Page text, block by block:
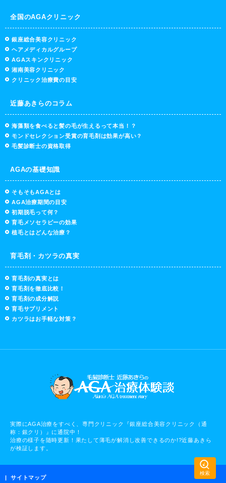
全国のAGAクリニック
銀座総合美容クリニック
ヘアメディカルグループ
AGAスキンクリニック
湘南美容クリニック
クリニック治療費の目安
近藤あきらのコラム
海藻類を食べると髪の毛が生えるって本当！？
モンドセレクション受賞の育毛剤は効果が高い？
毛髪診断士の資格取得
AGAの基礎知識
そもそもAGAとは
AGA治療期間の目安
初期脱毛って何？
育毛メソセラピーの効果
植毛とはどんな治療？
育毛剤・カツラの真実
育毛剤の真実とは
育毛剤を徹底比較！
育毛剤の成分解説
育毛サプリメント
カツラはお手軽な対策？
実際にAGA治療をすべく、専門クリニック『銀座総合美容クリニック（通
称：銀クリ）』に通院中！
治療の様子を随時更新！果たして薄毛が解消し改善できるのか!?近藤あきら
が検証します。
サイトマップ